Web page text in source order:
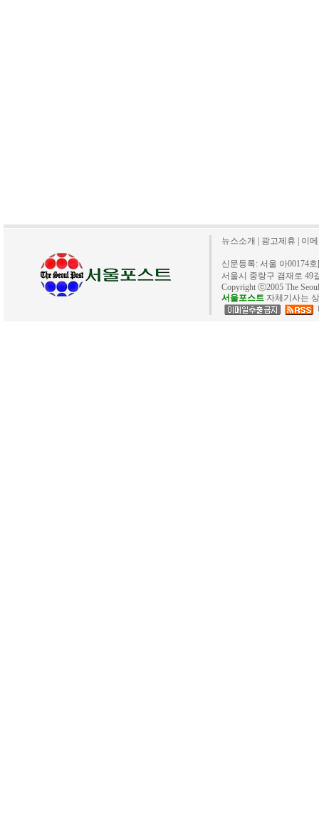
뉴스소개 광고제휴 이
신문등록: 서울 아00174
서울시 중랑구 겸재로 49
Copyright ⓒ2005 The
서울포스트 자체기사는